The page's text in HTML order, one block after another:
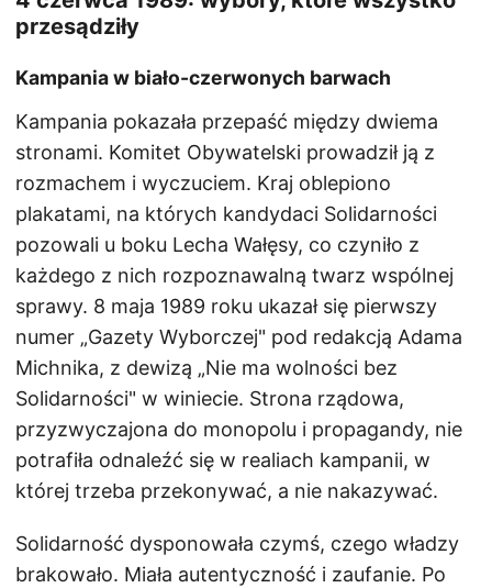
przesądziły
Kampania w biało-czerwonych barwach
Kampania pokazała przepaść między dwiema
stronami. Komitet Obywatelski prowadził ją z
rozmachem i wyczuciem. Kraj oblepiono
plakatami, na których kandydaci Solidarności
pozowali u boku Lecha Wałęsy, co czyniło z
każdego z nich rozpoznawalną twarz wspólnej
sprawy. 8 maja 1989 roku ukazał się pierwszy
numer „Gazety Wyborczej" pod redakcją Adama
Michnika, z dewizą „Nie ma wolności bez
Solidarności" w winiecie. Strona rządowa,
przyzwyczajona do monopolu i propagandy, nie
potrafiła odnaleźć się w realiach kampanii, w
której trzeba przekonywać, a nie nakazywać.
Solidarność dysponowała czymś, czego władzy
brakowało. Miała autentyczność i zaufanie. Po